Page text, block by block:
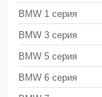
BMW 1 серия
BMW 3 серия
BMW 5 серия
BMW 6 серия